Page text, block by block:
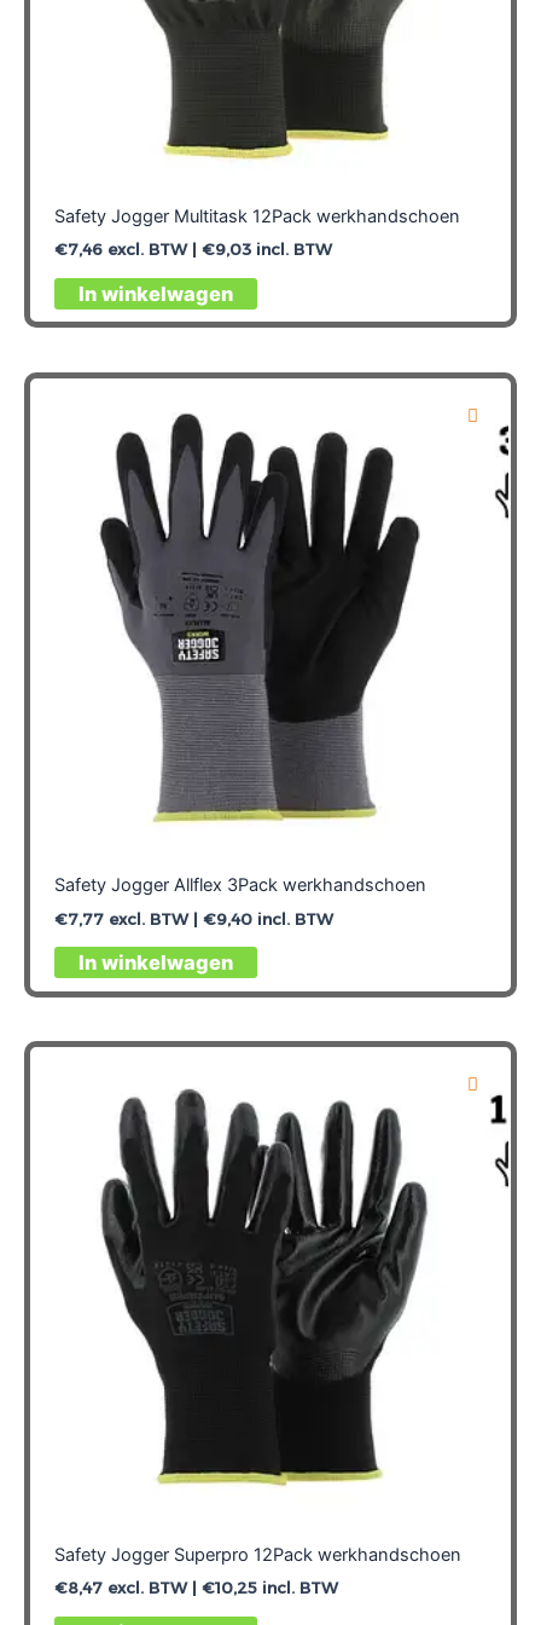
Safety Jogger Multitask 12Pack werkhandschoen
€7,46excl. BTW | €9,03incl. BTW
In winkelwagen
Dit
product
meerdere
optie
kan
gekozen
worden
op
Safety Jogger Allflex 3Pack werkhandschoen
€7,77excl. BTW | €9,40incl. BTW
In winkelwagen
Dit
product
meerdere
optie
kan
gekozen
worden
op
de
productpagina
Safety Jogger Superpro 12Pack werkhandschoen
€8,47excl. BTW | €10,25incl. BTW
Dit